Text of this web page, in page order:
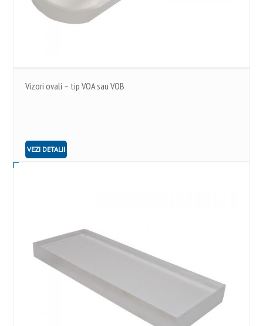
Vizori ovali – tip VOA sau VOB
VEZI DETALII